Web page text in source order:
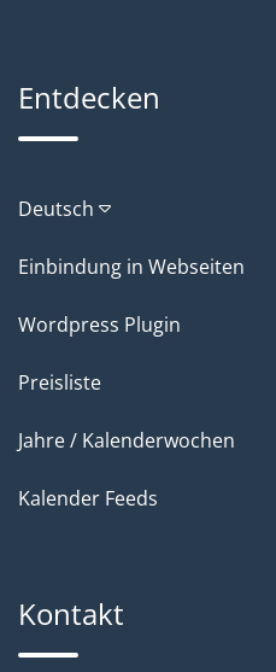
Entdecken
Deutsch
Einbindung in Webseiten
Wordpress Plugin
Preisliste
Jahre / Kalenderwochen
Kalender Feeds
Kontakt